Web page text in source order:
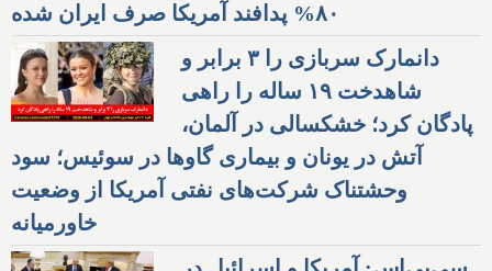
۸۰% پدافند آمریکا صرف ایران شده
دانمارک سربازی را ۳ برابر و
شاهدخت ۱۹ ساله را راهی
پادگان کرد؛ خشکسالی در آلمان،
آتش در یونان و بیماری گاوها در سوئیس؛ سود
وحشتناک شرکت‌های نفتی آمریکا از وضعیت
خاورمیانه